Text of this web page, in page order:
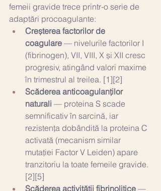
femeii gravide trece printr-o serie de
adaptări procoagulante:
Creșterea factorilor de
coagulare — nivelurile factorilor I
(fibrinogen), VII, VIII, X și XII cresc
progresiv, atingând valori maxime
în trimestrul al treilea. [1][2]
Scăderea anticoagulanților
naturali — proteina S scade
semnificativ în sarcină, iar
rezistența dobândită la proteina C
activată (mecanism similar
mutației Factor V Leiden) apare
tranzitoriu la toate femeile gravide.
[2][5]
Scăderea activității fibrinolitice —